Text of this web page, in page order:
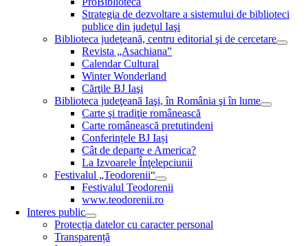
Strategia de dezvoltare a sistemului de biblioteci
publice din judeţul Iaşi
Biblioteca judeţeană, centru editorial şi de cercetare
Revista „Asachiana”
Calendar Cultural
Winter Wonderland
Cărţile BJ Iaşi
Biblioteca judeţeană Iaşi, în România şi în lume
Carte şi tradiţie românească
Carte românească pretutindeni
Conferințele BJ Iași
Cât de departe e America?
La Izvoarele Înţelepciunii
Festivalul „Teodorenii“
Festivalul Teodorenii
www.teodorenii.ro
Interes public
Protecția datelor cu caracter personal
Transparență